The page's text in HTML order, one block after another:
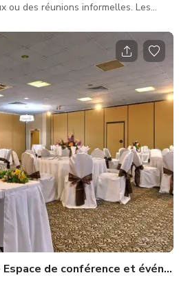
ou des réunions informelles. Les
45", câble prêt avec la plupart des
personnalisées et mobilier ancien.
de conférence et